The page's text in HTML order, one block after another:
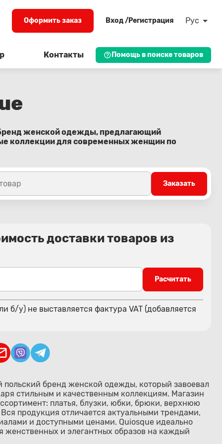
Оформить заказ Вход /Регистрация Рус
Контакты Помощь в поиске товаров
женской одежды, предлагающий
коллекции для современных женщин по
Заказать
доставки товаров из
Расчитать
б/у) не выставляется фактура VAT (добавляется
польский бренд женской одежды, который завоевал
стильным и качественным коллекциям. Магазин
платья, блузки, юбки, брюки, верхнюю
продукция отличается актуальными трендами,
и доступными ценами. Quiosque идеально
женственных и элегантных образов на каждый